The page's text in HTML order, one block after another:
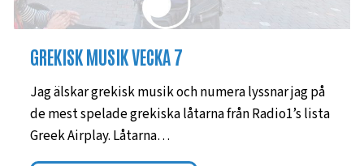
GREKISK MUSIK VECKA 7
Jag älskar grekisk musik och numera lyssnar jag på
de mest spelade grekiska låtarna från Radio1’s lista
Greek Airplay. Låtarna…